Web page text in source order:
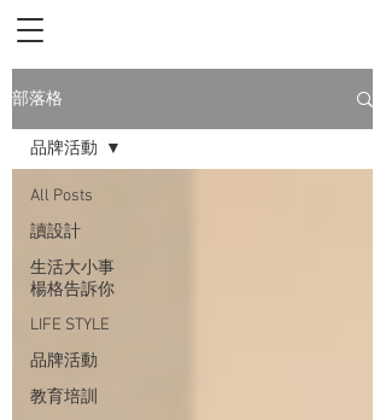
部落格
All Posts
讀設計
生活大小事
楊格告訴你
LIFE STYLE
品牌活動
教育培訓
品牌活動